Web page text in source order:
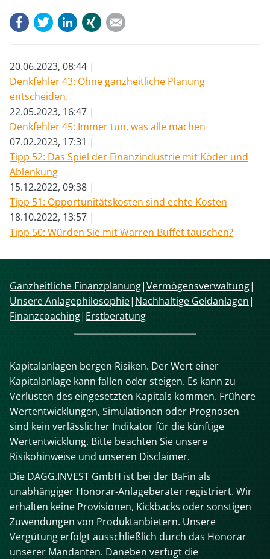
FacebookTwitterLinkedIn
Xing
20.06.2023, 08:44
Denkfehler 43: Ohne ganzheitliche Planung
entscheiden.
22.05.2023, 16:47
Denkfehler 45: Immer tun, was alle machen
07.02.2023, 17:31
Tipp 52: Das Spiel der Finanzindustrie mit Köder und
Ablenkung
15.12.2022, 09:38
Tipp 51: Opportunitätskosten sind echte Kosten
18.10.2022, 13:57
Tipp 50: Würden Sie mit Warren Buffet tauschen?
Navigation
überspringen
Ganzheitliche Finanzplanung Vermögensverwaltung
Unsere Anlagephilosophie Nachhaltige Geldanlagen
Finanzcoaching Erstberatung
Kapitalanlagen bergen Risiken. Der Wert einer
Kapitalanlage kann fallen oder steigen. Es kann zu
Verlusten des eingesetzten Kapitals kommen. Frühere
Wertentwicklungen, Simulationen oder Prognosen
sind kein verlässlicher Indikator für die künftige
Wertentwicklung. Bitte beachten Sie unsere
Risikohinweise und unseren Disclaimer.
Die DAGG.INVEST GmbH ist bei der BaFin als
unabhängiger Honorar-Anlageberater registriert. Wir
erhalten keine Provisionen, Kickbacks oder sonstigen
Zuwendungen von Produktanbietern. Unsere
Vergütung erfolgt ausschließlich durch das Honorar
unserer Mandanten. Daneben verfügt die